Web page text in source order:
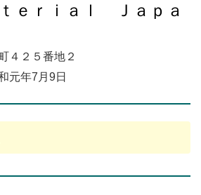
ｅｒｉａｌ Ｊａｐａ
４２５番地２
元年7月9日